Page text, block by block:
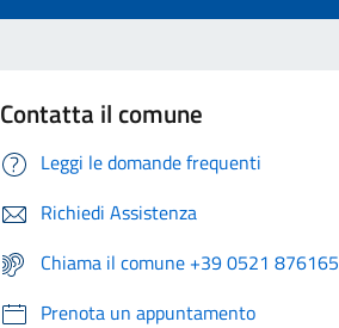
Contatta il comune
Leggi le domande frequenti
Richiedi Assistenza
Chiama il comune +39 0521 876165
Prenota un appuntamento